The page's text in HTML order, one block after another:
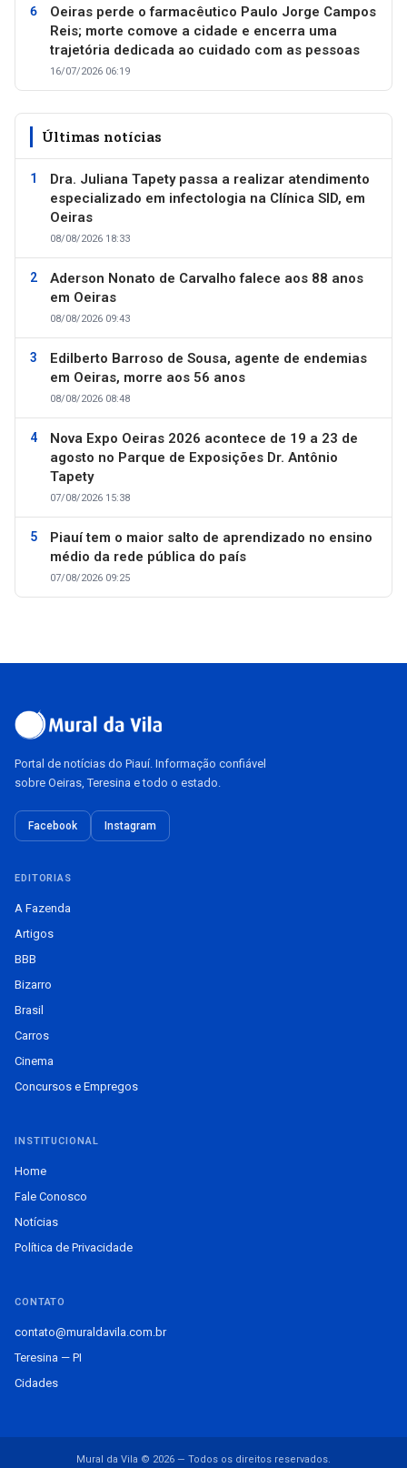
Oeiras perde o farmacêutico Paulo Jorge Campos
Reis; morte comove a cidade e encerra uma
trajetória dedicada ao cuidado com as pessoas
16/07/2026 06:19
Últimas notícias
Dra. Juliana Tapety passa a realizar atendimento
especializado em infectologia na Clínica SID, em
Oeiras
08/08/2026 18:33
Aderson Nonato de Carvalho falece aos 88 anos
em Oeiras
08/08/2026 09:43
Edilberto Barroso de Sousa, agente de endemias
em Oeiras, morre aos 56 anos
08/08/2026 08:48
Nova Expo Oeiras 2026 acontece de 19 a 23 de
agosto no Parque de Exposições Dr. Antônio
Tapety
07/08/2026 15:38
Piauí tem o maior salto de aprendizado no ensino
médio da rede pública do país
07/08/2026 09:25
Portal de notícias do Piauí. Informação confiável
sobre Oeiras, Teresina e todo o estado.
Facebook Instagram
EDITORIAS
A Fazenda
Artigos
BBB
Bizarro
Brasil
Carros
Cinema
Concursos e Empregos
INSTITUCIONAL
Home
Fale Conosco
Notícias
Política de Privacidade
CONTATO
contato@muraldavila.com.br
Teresina — PI
Cidades
Mural da Vila © 2026 — Todos os direitos reservados.